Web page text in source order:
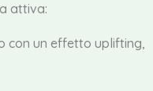
attiva:
con un effetto uplifting,